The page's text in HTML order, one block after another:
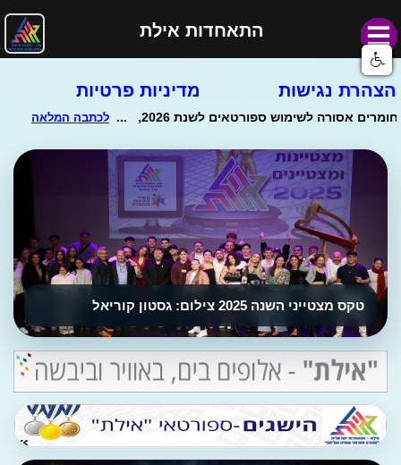
התאחדות אילת
הצהרת נגישות מדיניות פרטיות
טקס מצטייני השנה 2025 צילום: גסטון קוריאל